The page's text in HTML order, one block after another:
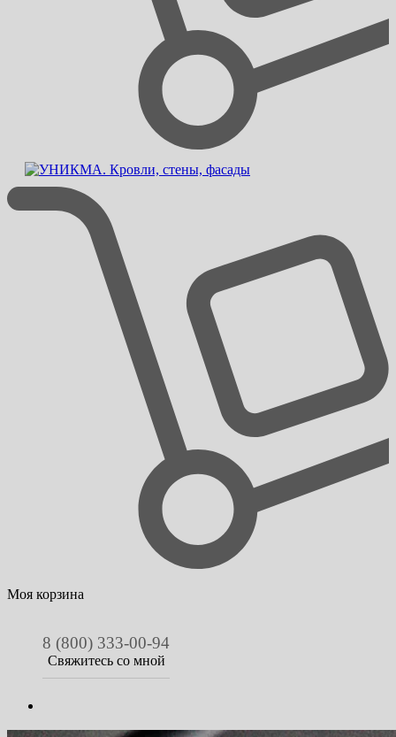
Моя корзина
8 (800) 333-00-94
Свяжитесь со мной